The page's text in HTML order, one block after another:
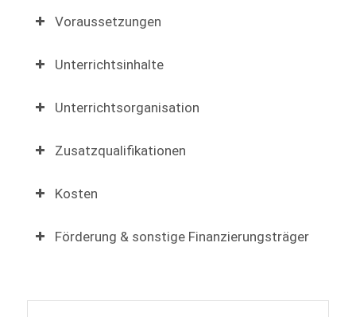
Voraussetzungen
Unterrichtsinhalte
Unterrichtsorganisation
Zusatzqualifikationen
Kosten
Förderung & sonstige Finanzierungsträger